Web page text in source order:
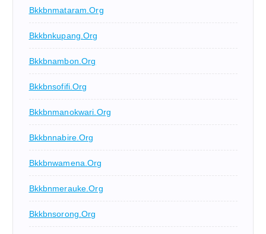
Bkkbnmataram.org
Bkkbnkupang.org
Bkkbnambon.org
Bkkbnsofifi.org
Bkkbnmanokwari.org
Bkkbnnabire.org
Bkkbnwamena.org
Bkkbnmerauke.org
Bkkbnsorong.org